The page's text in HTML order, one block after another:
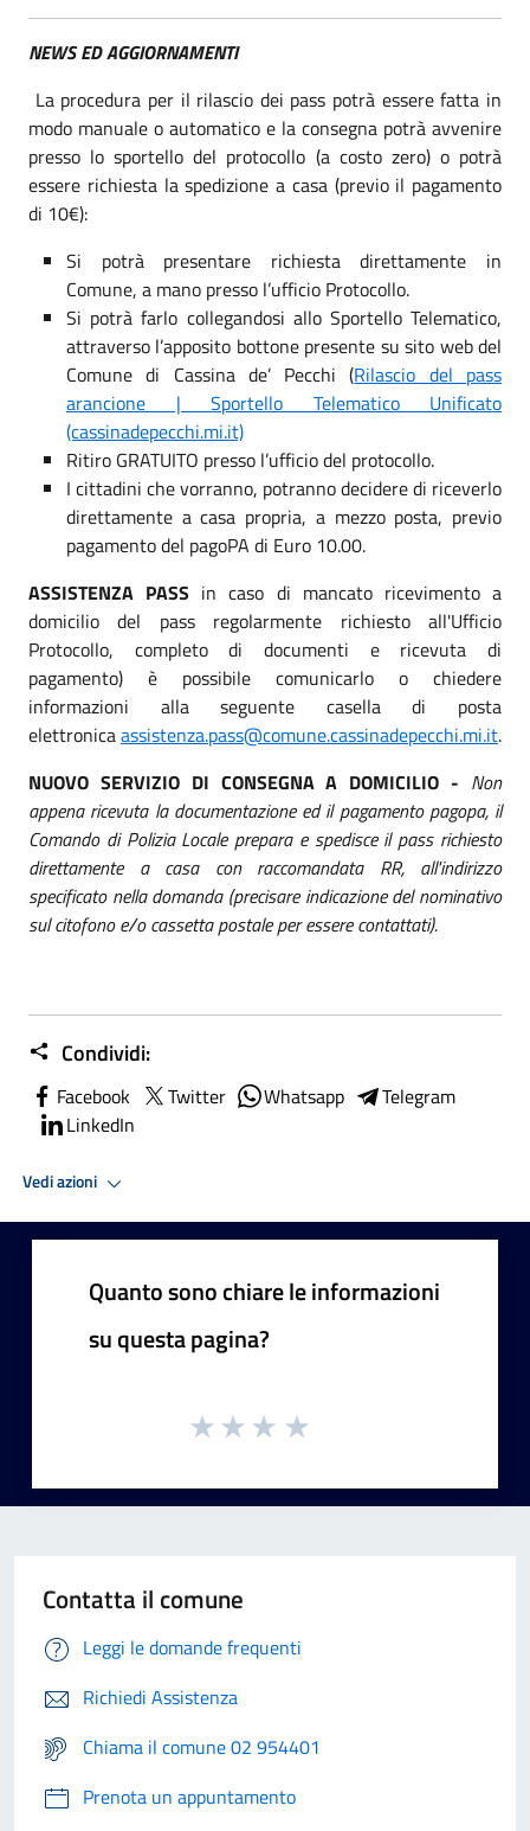
NEWS ED AGGIORNAMENTI
La procedura per il rilascio dei pass potrà essere fatta in
modo manuale o automatico e la consegna potrà avvenire
presso lo sportello del protocollo (a costo zero) o potrà
essere richiesta la spedizione a casa (previo il pagamento
di 10€):
Si potrà presentare richiesta direttamente in
Comune, a mano presso l’ufficio Protocollo.
Si potrà farlo collegandosi allo Sportello Telematico,
attraverso l’apposito bottone presente su sito web del
Comune di Cassina de’ Pecchi (Rilascio del pass
arancione | Sportello Telematico Unificato
(cassinadepecchi.mi.it)
Ritiro GRATUITO presso l’ufficio del protocollo.
I cittadini che vorranno, potranno decidere di riceverlo
direttamente a casa propria, a mezzo posta, previo
pagamento del pagoPA di Euro 10.00.
ASSISTENZA PASS in caso di mancato ricevimento a
domicilio del pass regolarmente richiesto all'Ufficio
Protocollo, completo di documenti e ricevuta di
pagamento) è possibile comunicarlo o chiedere
informazioni alla seguente casella di posta
elettronicaassistenza.pass@comune.cassinadepecchi.mi.it.
NUOVO SERVIZIO DI CONSEGNA A DOMICILIO - Non
appena ricevuta la documentazione ed il pagamento pagopa, il
Comando di Polizia Locale prepara e spedisce il pass richiesto
direttamente a casa con raccomandata RR, all'indirizzo
specificato nella domanda (precisare indicazione del nominativo
sul citofono e/o cassetta postale per essere contattati).
Condividi:
Facebook Twitter Whatsapp
Telegram
LinkedIn
Vedi azioni
Quanto sono chiare le informazioni
su questa pagina?
Contatta il comune
Leggi le domande frequenti
Richiedi Assistenza
Chiama il comune 02 954401
Prenota un appuntamento